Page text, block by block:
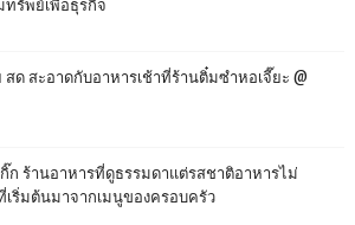
สด สะอาดกับอาหารเช้าที่ร้านติ๋มซำหอเจี๊ยะ @
ก ร้านอาหารที่ดูธรรมดาแต่รสชาติอาหารไม่
เริ่มต้นมาจากเมนูของครอบครัว